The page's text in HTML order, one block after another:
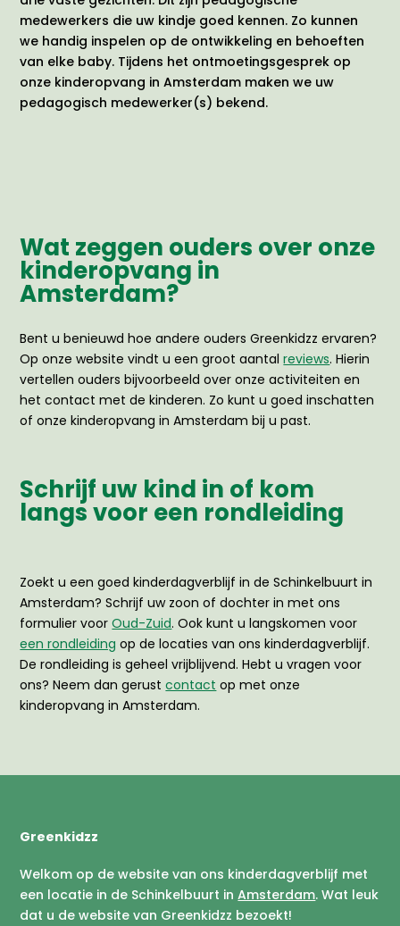
medewerkers die uw kindje goed kennen. Zo kunnen
we handig inspelen op de ontwikkeling en behoeften
van elke baby. Tijdens het ontmoetingsgesprek op
onze kinderopvang in Amsterdam maken we uw
pedagogisch medewerker(s) bekend.
Wat zeggen ouders over onze
kinderopvang in
Amsterdam?
Bent u benieuwd hoe andere ouders Greenkidzz ervaren?
Op onze website vindt u een groot aantalreviews. Hierin
vertellen ouders bijvoorbeeld over onze activiteiten en
het contact met de kinderen. Zo kunt u goed inschatten
of onze kinderopvang in Amsterdam bij u past.
Schrijf uw kind in of kom
langs voor een rondleiding
Zoekt u een goed kinderdagverblijf in de Schinkelbuurt in
Amsterdam? Schrijf uw zoon of dochter in met ons
formulier voor Oud-Zuid. Ook kunt u langskomen voor
een rondleiding op de locaties van ons kinderdagverblijf.
De rondleiding is geheel vrijblijvend. Hebt u vragen voor
ons? Neem dan gerustcontact op met onze
kinderopvang in Amsterdam.
Greenkidzz
Welkom op de website van ons kinderdagverblijf met
een locatie in de Schinkelbuurt inAmsterdam. Wat leuk
dat u de website van Greenkidzz bezoekt!